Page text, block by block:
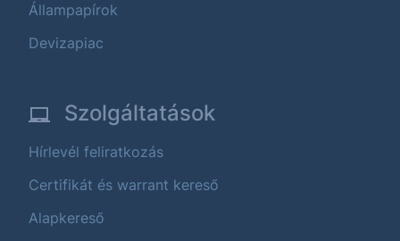
Állampapírok
Devizapiac
Szolgáltatások
Hírlevél feliratkozás
Certifikát és warrant kereső
Alapkereső